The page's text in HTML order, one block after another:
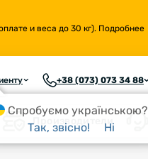
и веса до 30 кг). Подробнее
+38 (073) 073 34 88
Производители
Спробуємо українською?
Так, звісно!
Ні